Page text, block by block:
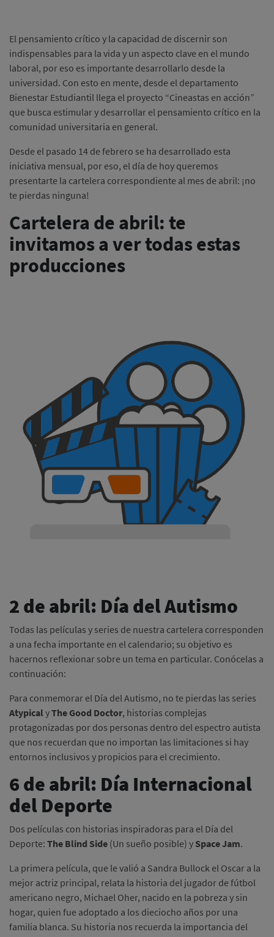
El pensamiento crítico y la capacidad de discernir son
indispensables para la vida y un aspecto clave en el mundo
laboral, por eso es importante desarrollarlo desde la
universidad. Con esto en mente, desde el departamento
Bienestar Estudiantil llega el proyecto “Cineastas en acción”
que busca estimular y desarrollar el pensamiento crítico en la
comunidad universitaria en general.
Desde el pasado 14 de febrero se ha desarrollado esta
iniciativa mensual, por eso, el día de hoy queremos
presentarte la cartelera correspondiente al mes de abril: ¡no
te pierdas ninguna!
Cartelera de abril: te
invitamos a ver todas estas
producciones
2 de abril: Día del Autismo
Todas las películas y series de nuestra cartelera corresponden
a una fecha importante en el calendario; su objetivo es
hacernos reflexionar sobre un tema en particular. Conócelas a
continuación:
Para conmemorar el Día del Autismo, no te pierdas las series
AtypicalyThe Good Doctor, historias complejas
protagonizadas por dos personas dentro del espectro autista
que nos recuerdan que no importan las limitaciones si hay
entornos inclusivos y propicios para el crecimiento.
6 de abril: Día Internacional
del Deporte
Dos películas con historias inspiradoras para el Día del
Deporte: The Blind Side (Un sueño posible) y Space Jam.
La primera película, que le valió a Sandra Bullock el Oscar a la
mejor actriz principal, relata la historia del jugador de fútbol
americano negro, Michael Oher, nacido en la pobreza y sin
hogar, quien fue adoptado a los dieciocho años por una
familia blanca. Su historia nos recuerda la importancia del